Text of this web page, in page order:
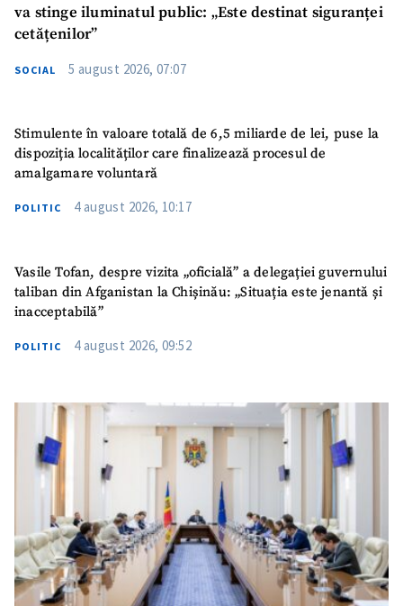
va stinge iluminatul public: „Este destinat siguranței
cetățenilor”
SOCIAL 5 august 2026, 07:07
Stimulente în valoare totală de 6,5 miliarde de lei, puse la
dispoziția localităților care finalizează procesul de
amalgamare voluntară
POLITIC 4 august 2026, 10:17
Vasile Tofan, despre vizita „oficială” a delegației guvernului
taliban din Afganistan la Chișinău: „Situația este jenantă și
inacceptabilă”
POLITIC 4 august 2026, 09:52